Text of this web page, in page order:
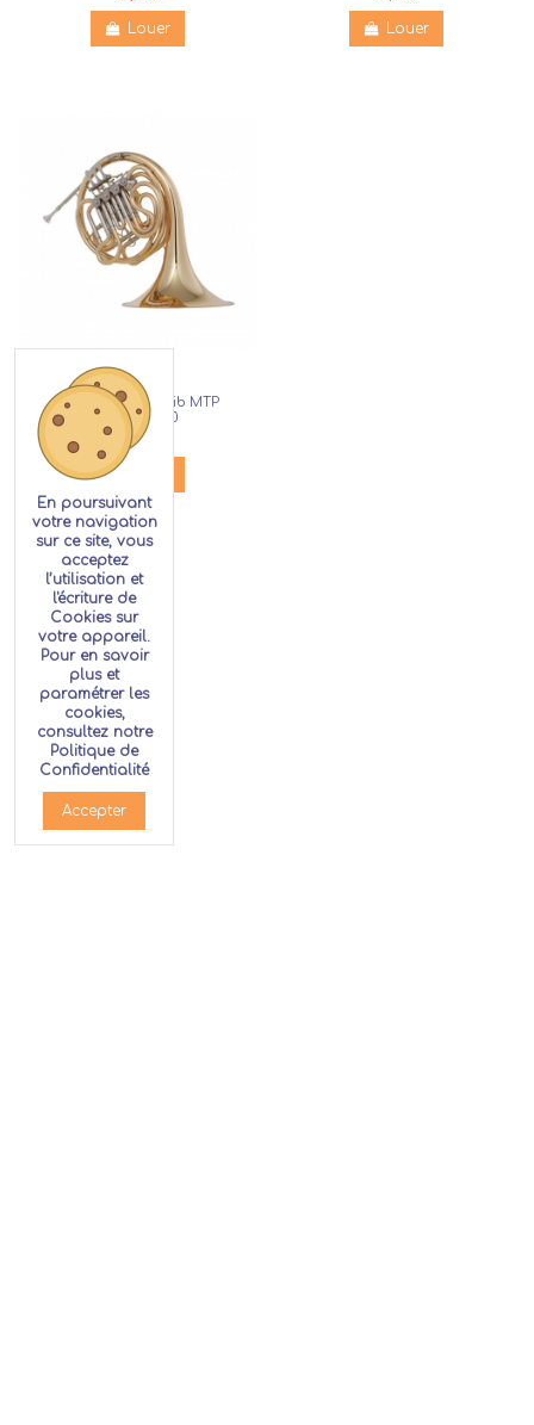
Louer Louer
Cor double Fa/Sib MTP
Custom 800
76,00 €
En poursuivant
votre navigation
sur ce site, vous
acceptez
l’utilisation et
l'écriture de
Cookies sur
votre appareil.
Pour en savoir
plus et
paramétrer les
cookies,
consultez notre
Politique de
Confidentialité
Accepter